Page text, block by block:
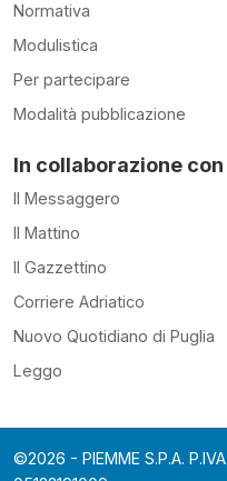
Normativa
Modulistica
Per partecipare
Modalità pubblicazione
In collaborazione con
Il Messaggero
Il Mattino
Il Gazzettino
Corriere Adriatico
Nuovo Quotidiano di Puglia
Leggo
©2026 - PIEMME S.P.A. P.IVA